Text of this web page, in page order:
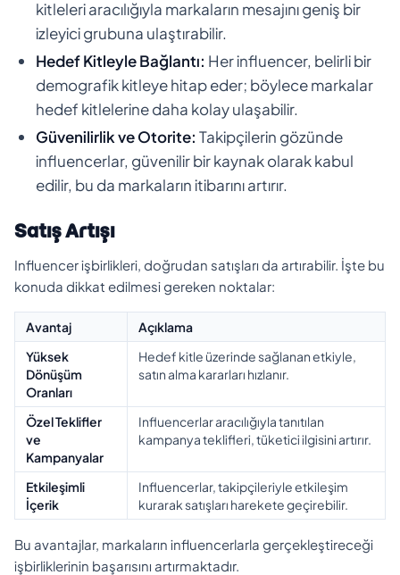
kitleleri aracılığıyla markaların mesajını geniş bir
izleyici grubuna ulaştırabilir.
Hedef Kitleyle Bağlantı: Her influencer, belirli bir
demografik kitleye hitap eder; böylece markalar
hedef kitlelerine daha kolay ulaşabilir.
Güvenilirlik ve Otorite: Takipçilerin gözünde
influencerlar, güvenilir bir kaynak olarak kabul
edilir, bu da markaların itibarını artırır.
Satış Artışı
Influencer işbirlikleri, doğrudan satışları da artırabilir. İşte bu
konuda dikkat edilmesi gereken noktalar:
Avantaj
Açıklama
Yüksek
Dönüşüm
Oranları
Hedef kitle üzerinde sağlanan etkiyle,
satın alma kararları hızlanır.
Özel Teklifler
ve
Kampanyalar
Influencerlar aracılığıyla tanıtılan
kampanya teklifleri, tüketici ilgisini artırır.
Etkileşimli
İçerik
Influencerlar, takipçileriyle etkileşim
kurarak satışları harekete geçirebilir.
Bu avantajlar, markaların influencerlarla gerçekleştireceği
işbirliklerinin başarısını artırmaktadır.